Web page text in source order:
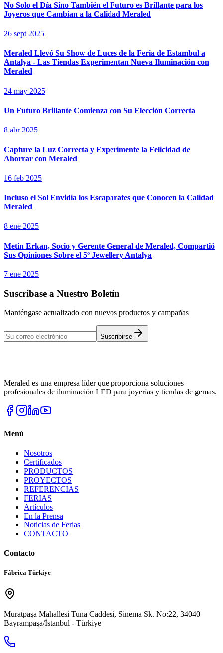
No Solo el Día Sino También el Futuro es Brillante para los
Joyeros que Cambian a la Calidad Meraled
26 sept 2025
Meraled Llevó Su Show de Luces de la Feria de Estambul a
Antalya - Las Tiendas Experimentan Nueva Iluminación con
Meraled
24 may 2025
Un Futuro Brillante Comienza con Su Elección Correcta
8 abr 2025
Capture la Luz Correcta y Experimente la Felicidad de
Ahorrar con Meraled
16 feb 2025
Incluso el Sol Envidia los Escaparates que Conocen la Calidad
Meraled
8 ene 2025
Metin Erkan, Socio y Gerente General de Meraled, Compartió
Sus Opiniones Sobre el 5º Jewellery Antalya
7 ene 2025
Suscríbase a Nuestro Boletín
Manténgase actualizado con nuevos productos y campañas
Suscribirse
Meraled es una empresa líder que proporciona soluciones
profesionales de iluminación LED para joyerías y tiendas de gemas.
Menú
Nosotros
Certificados
PRODUCTOS
PROYECTOS
REFERENCIAS
FERIAS
Artículos
En la Prensa
Noticias de Ferias
CONTACTO
Contacto
Fábrica Türkiye
Muratpaşa Mahallesi Tuna Caddesi, Sinema Sk. No:22, 34040
Bayrampaşa/İstanbul - Türkiye